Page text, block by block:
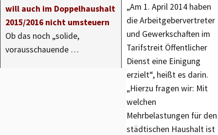
will auch im Doppelhaushalt
2015/2016 nicht umsteuern
Ob das noch „solide,
vorausschauende …
„Am 1. April 2014 haben
die Arbeitgebervertreter
und Gewerkschaften im
Tarifstreit Öffentlicher
Dienst eine Einigung
erzielt“, heißt es darin.
„Hierzu fragen wir: Mit
welchen
Mehrbelastungen für den
städtischen Haushalt ist